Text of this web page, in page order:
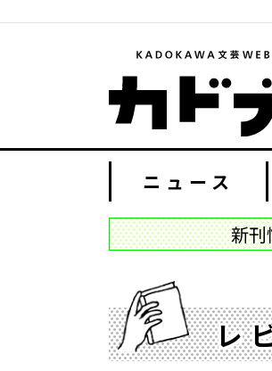
ニュース
新刊
レ